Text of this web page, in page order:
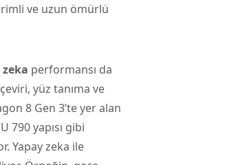
ve uzun ömürlü
performansı da
yüz tanıma ve
8 Gen 3’te yer alan
790 yapısı gibi
Yapay zeka ile